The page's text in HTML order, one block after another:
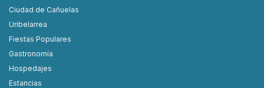
Ciudad de Cañuelas
Uribelarrea
Fiestas Populares
Gastronomía
Hospedajes
Estancias